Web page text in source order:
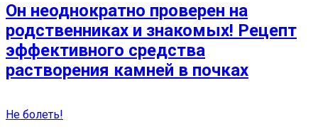
Он неоднократно проверен на
родственниках и знакомых! Рецепт
эффективного средства
растворения камней в почках
Не болеть!